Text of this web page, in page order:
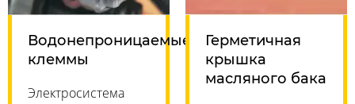
Водонепроницаемые
клеммы
Электросистема
Герметичная
крышка
масляного бака